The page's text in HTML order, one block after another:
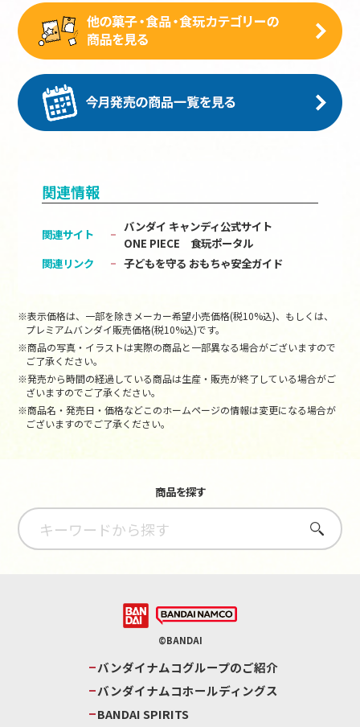
関連情報
関連サイト
バンダイ キャンディ公式サイト
ONE PIECE 食玩ポータル
関連リンク
子どもを守る おもちゃ安全ガイド
※表示価格は、一部を除きメーカー希望小売価格(税10%込)、もしくは、
プレミアムバンダイ販売価格(税10%込)です。
※商品の写真・イラストは実際の商品と一部異なる場合がございますので
ご了承ください。
※発売から時間の経過している商品は生産・販売が終了している場合がご
ざいますのでご了承ください。
※商品名・発売日・価格などこのホームページの情報は変更になる場合が
ございますのでご了承ください。
商品を探す
さがす
©BANDAI
バンダイナムコグループのご紹介
バンダイナムコホールディングス
BANDAI SPIRITS